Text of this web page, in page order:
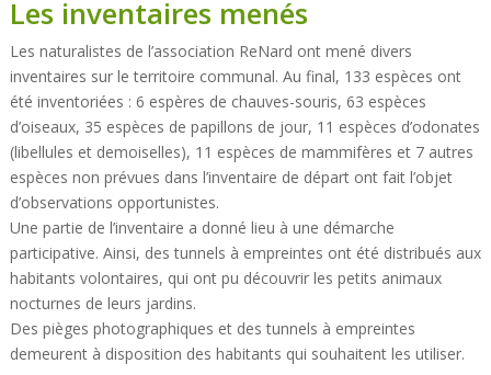
Les inventaires menés
Les naturalistes de l’association ReNard ont mené divers
inventaires sur le territoire communal. Au final, 133 espèces ont
été inventoriées : 6 espères de chauves-souris, 63 espèces
d’oiseaux, 35 espèces de papillons de jour, 11 espèces d’odonates
(libellules et demoiselles), 11 espèces de mammifères et 7 autres
espèces non prévues dans l’inventaire de départ ont fait l’objet
d’observations opportunistes.
Une partie de l’inventaire a donné lieu à une démarche
participative. Ainsi, des tunnels à empreintes ont été distribués aux
habitants volontaires, qui ont pu découvrir les petits animaux
nocturnes de leurs jardins.
Des pièges photographiques et des tunnels à empreintes
demeurent à disposition des habitants qui souhaitent les utiliser.